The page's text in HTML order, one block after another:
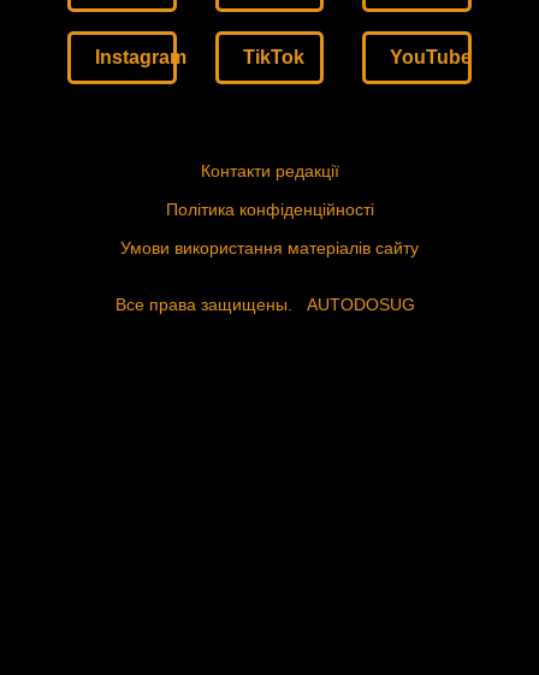
Instagram TikTok YouTube
Контакти редакції
Політика конфіденційності
Умови використання матеріалів сайту
Все права защищены. AUTODOSUG